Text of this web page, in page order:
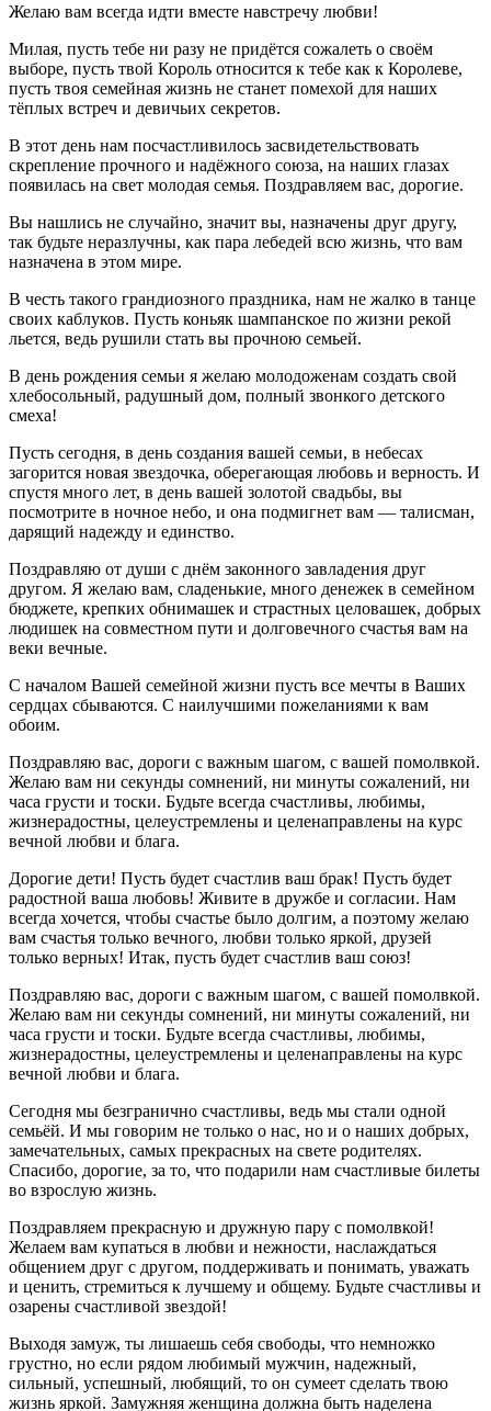
Желаю вам всегда идти вместе навстречу любви!
Милая, пусть тебе ни разу не придётся сожалеть о своём
выборе, пусть твой Король относится к тебе как к Королеве,
пусть твоя семейная жизнь не станет помехой для наших
тёплых встреч и девичьих секретов.
В этот день нам посчастливилось засвидетельствовать
скрепление прочного и надёжного союза, на наших глазах
появилась на свет молодая семья. Поздравляем вас, дорогие.
Вы нашлись не случайно, значит вы, назначены друг другу,
так будьте неразлучны, как пара лебедей всю жизнь, что вам
назначена в этом мире.
В честь такого грандиозного праздника, нам не жалко в танце
своих каблуков. Пусть коньяк шампанское по жизни рекой
льется, ведь рушили стать вы прочною семьей.
В день рождения семьи я желаю молодоженам создать свой
хлебосольный, радушный дом, полный звонкого детского
смеха!
Пусть сегодня, в день создания вашей семьи, в небесах
загорится новая звездочка, оберегающая любовь и верность. И
спустя много лет, в день вашей золотой свадьбы, вы
посмотрите в ночное небо, и она подмигнет вам — талисман,
дарящий надежду и единство.
Поздравляю от души с днём законного завладения друг
другом. Я желаю вам, сладенькие, много денежек в семейном
бюджете, крепких обнимашек и страстных целовашек, добрых
людишек на совместном пути и долговечного счастья вам на
веки вечные.
С началом Вашей семейной жизни пусть все мечты в Ваших
сердцах сбываются. С наилучшими пожеланиями к вам
обоим.
Поздравляю вас, дороги с важным шагом, с вашей помолвкой.
Желаю вам ни секунды сомнений, ни минуты сожалений, ни
часа грусти и тоски. Будьте всегда счастливы, любимы,
жизнерадостны, целеустремлены и целенаправлены на курс
вечной любви и блага.
Дорогие дети! Пусть будет счастлив ваш брак! Пусть будет
радостной ваша любовь! Живите в дружбе и согласии. Нам
всегда хочется, чтобы счастье было долгим, а поэтому желаю
вам счастья только вечного, любви только яркой, друзей
только верных! Итак, пусть будет счастлив ваш союз!
Поздравляю вас, дороги с важным шагом, с вашей помолвкой.
Желаю вам ни секунды сомнений, ни минуты сожалений, ни
часа грусти и тоски. Будьте всегда счастливы, любимы,
жизнерадостны, целеустремлены и целенаправлены на курс
вечной любви и блага.
Сегодня мы безгранично счастливы, ведь мы стали одной
семьёй. И мы говорим не только о нас, но и о наших добрых,
замечательных, самых прекрасных на свете родителях.
Спасибо, дорогие, за то, что подарили нам счастливые билеты
во взрослую жизнь.
Поздравляем прекрасную и дружную пару с помолвкой!
Желаем вам купаться в любви и нежности, наслаждаться
общением друг с другом, поддерживать и понимать, уважать
и ценить, стремиться к лучшему и общему. Будьте счастливы и
озарены счастливой звездой!
Выходя замуж, ты лишаешь себя свободы, что немножко
грустно, но если рядом любимый мужчин, надежный,
сильный, успешный, любящий, то он сумеет сделать твою
жизнь яркой. Замужняя женщина должна быть наделена